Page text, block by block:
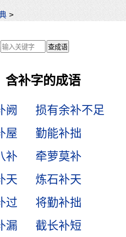
>
含补字的成语
阙
损有余补不足
屋
勤能补拙
补
牵萝莫补
天
炼石补天
过
将勤补拙
漏
截长补短